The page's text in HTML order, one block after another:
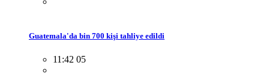
Guatemala'da bin 700 kişi tahliye edildi
11:42 05